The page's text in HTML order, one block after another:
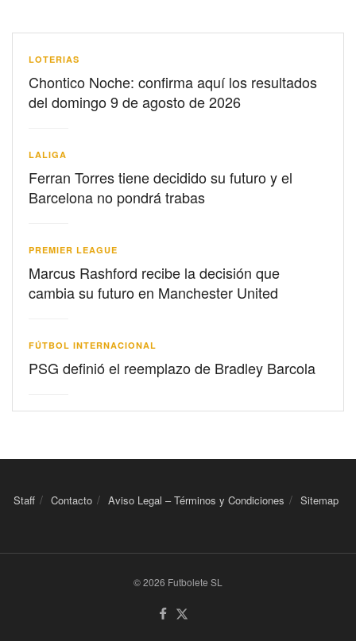
LOTERIAS
Chontico Noche: confirma aquí los resultados
del domingo 9 de agosto de 2026
LALIGA
Ferran Torres tiene decidido su futuro y el
Barcelona no pondrá trabas
PREMIER LEAGUE
Marcus Rashford recibe la decisión que
cambia su futuro en Manchester United
FÚTBOL INTERNACIONAL
PSG definió el reemplazo de Bradley Barcola
Staff Contacto Aviso Legal – Términos y Condiciones Sitemap
© 2026 Futbolete SL